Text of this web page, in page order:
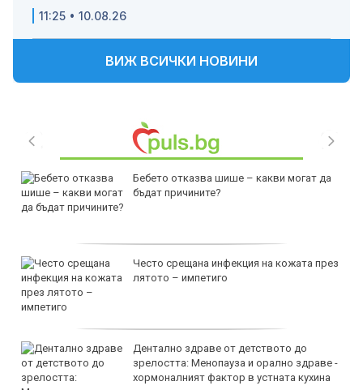
11:25 • 10.08.26
ВИЖ ВСИЧКИ НОВИНИ
Бебето отказва шише – какви могат да
бъдат причините?
Често срещана инфекция на кожата през
лятото – импетиго
Дентално здраве от детството до
зрелостта: Менопауза и орално здраве -
хормоналният фактор в устната кухина